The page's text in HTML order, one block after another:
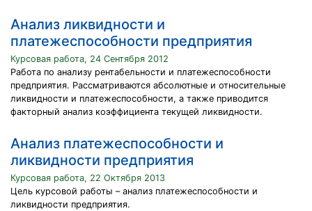
Анализ ликвидности и
платежеспособности предприятия
Курсовая работа, 24 Сентября 2012
Работа по анализу рентабельности и платежеспособности
предприятия. Рассматриваются абсолютные и относительные
ликвидности и платежеспособности, а также приводится
факторный анализ коэффициента текущей ликвидности.
Анализ платежеспособности и
ликвидности предприятия
Курсовая работа, 22 Октября 2013
Цель курсовой работы – анализ платежеспособности и
ликвидности предприятия.